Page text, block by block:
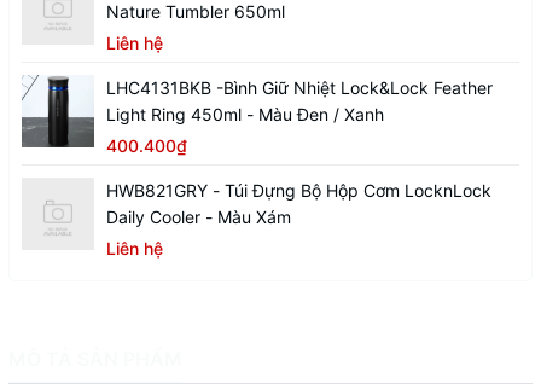
Nature Tumbler 650ml
Liên hệ
LHC4131BKB -Bình Giữ Nhiệt Lock&Lock Feather
Light Ring 450ml - Màu Đen / Xanh
400.400₫
HWB821GRY - Túi Đựng Bộ Hộp Cơm LocknLock
Daily Cooler - Màu Xám
Liên hệ